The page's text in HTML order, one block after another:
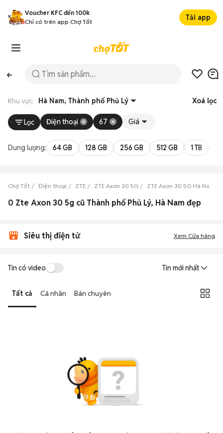
Voucher KFC đến 100k
Chỉ có trên app Chợ Tốt
Tải app
Khu vực: Hà Nam, Thành phố Phủ Lý Xoá lọc
Lọc Điện thoại 67 Giá
Dung lượng: 64 GB 128 GB 256 GB 512 GB 1 TB
Chợ Tốt Điện thoại ZTE ZTE Axon 30 5G ZTE Axon 30 5G Hà Nam
0 Zte Axon 30 5g cũ Thành phố Phủ Lý, Hà Nam đẹp
Siêu thị điện tử Xem Cửa hàng
Tin có video Tin mới nhất
Tất cả Cá nhân Bán chuyên